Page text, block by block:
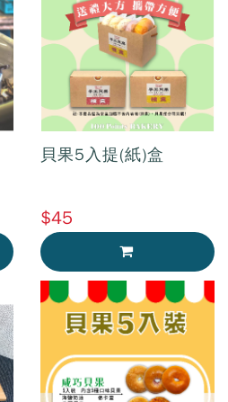
貝果5入提(紙)盒
$45